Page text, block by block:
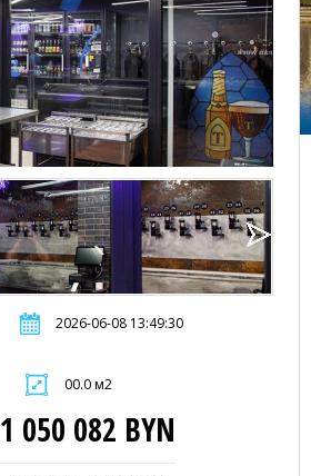
2026-06-08 13:49:30
00.0 м2
1 050 082 BYN